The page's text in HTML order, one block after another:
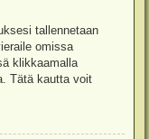
tallennetaan
omissa
klikkaamalla
Tätä kautta voit